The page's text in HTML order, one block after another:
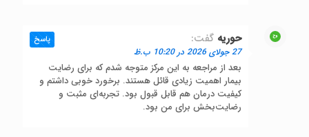
حوریه گفت:
27 جولای 2026 در 10:20 ب.ظ
بعد از مراجعه به این مرکز متوجه شدم که برای رضایت
بیمار اهمیت زیادی قائل هستند. برخورد خوبی داشتم و
کیفیت درمان هم قابل قبول بود. تجربه‌ای مثبت و
رضایت‌بخش برای من بود.
پاسخ